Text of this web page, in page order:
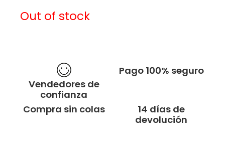
Out of stock
Vendedores de
confianza
Pago 100% seguro
Compra sin colas
14 días de
devolución